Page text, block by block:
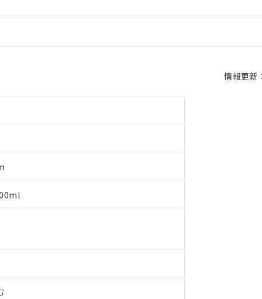
情報更新